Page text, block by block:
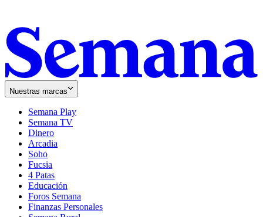
Nuestras marcas
Semana Play
Semana TV
Dinero
Arcadia
Soho
in
new
window
Fucsia
in
new
window
4 Patas
Educación
Foros Semana
Finanzas Personales